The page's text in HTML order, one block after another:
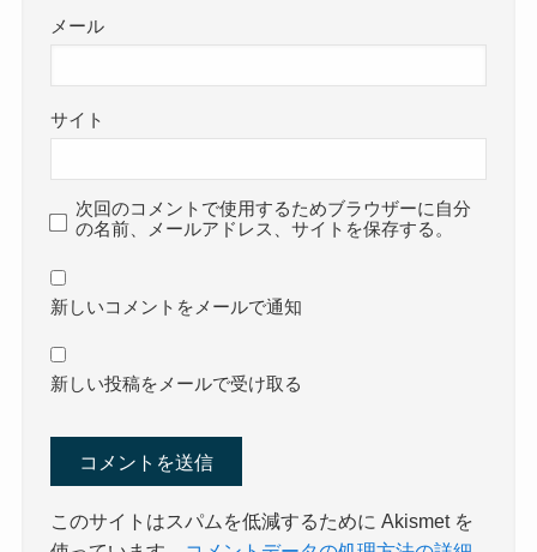
メール
サイト
次回のコメントで使用するためブラウザーに自分
の名前、メールアドレス、サイトを保存する。
新しいコメントをメールで通知
新しい投稿をメールで受け取る
このサイトはスパムを低減するために Akismet を